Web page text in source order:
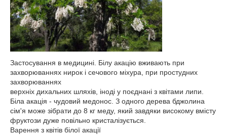
Застосування в медицині. Білу акацію вживають при
захворюваннях нирок і сечового міхура, при простудних
захворюваннях
верхніх дихальних шляхів, іноді у поєднані з квітами липи.
Біла акація - чудовий медонос. З одного дерева бджолина
сім'я може зібрати до 8 кг меду, який завдяки високому вмісту
фруктози дуже повільно кристалізується.
Варення з квітів білої акації